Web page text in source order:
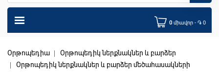
0 միավոր - ֏ 0
Օրթոպեդիա
Օրթոպեդիկ ներքնակներ և բարձեր
Օրթոպեդիկ ներքնակներ և բարձեր մեծահասակների